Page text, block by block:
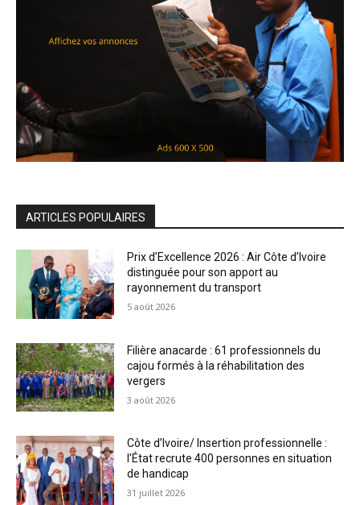
ARTICLES POPULAIRES
Prix d’Excellence 2026 : Air Côte d’Ivoire
distinguée pour son apport au
rayonnement du transport
5 août 2026
Filière anacarde : 61 professionnels du
cajou formés à la réhabilitation des
vergers
3 août 2026
Côte d’Ivoire/ Insertion professionnelle :
l’État recrute 400 personnes en situation
de handicap
31 juillet 2026